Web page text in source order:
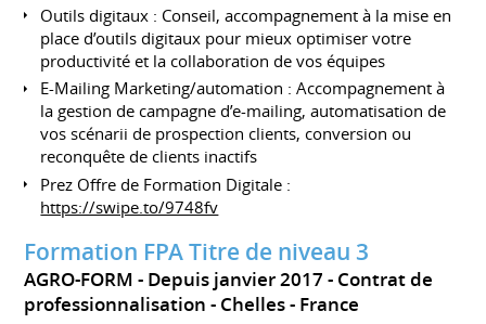
Outils digitaux : Conseil, accompagnement à la mise en
place d’outils digitaux pour mieux optimiser votre
productivité et la collaboration de vos équipes
E-Mailing Marketing/automation : Accompagnement à
la gestion de campagne d’e-mailing, automatisation de
vos scénarii de prospection clients, conversion ou
reconquête de clients inactifs
Prez Offre de Formation Digitale :
https://swipe.to/9748fv
Formation FPA Titre de niveau 3
AGRO-FORM Depuis janvier 2017 Contrat de
professionnalisation
Chelles France